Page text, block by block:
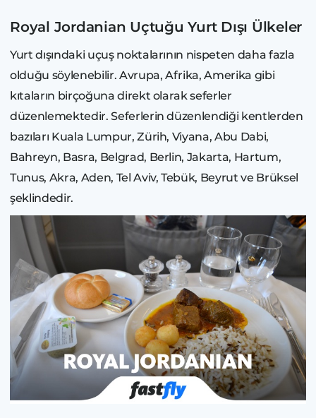
Royal Jordanian Uçtuğu Yurt Dışı Ülkeler
Yurt dışındaki uçuş noktalarının nispeten daha fazla
olduğu söylenebilir. Avrupa, Afrika, Amerika gibi
kıtaların birçoğuna direkt olarak seferler
düzenlemektedir. Seferlerin düzenlendiği kentlerden
bazıları Kuala Lumpur, Zürih, Viyana, Abu Dabi,
Bahreyn, Basra, Belgrad, Berlin, Jakarta, Hartum,
Tunus, Akra, Aden, Tel Aviv, Tebük, Beyrut ve Brüksel
şeklindedir.